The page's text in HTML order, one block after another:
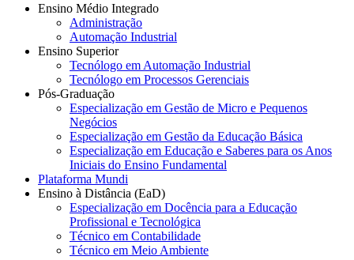
Ensino Médio Integrado
Administração
Automação Industrial
Ensino Superior
Tecnólogo em Automação Industrial
Tecnólogo em Processos Gerenciais
Pós-Graduação
Especialização em Gestão de Micro e Pequenos
Negócios
Especialização em Gestão da Educação Básica
Especialização em Educação e Saberes para os Anos
Iniciais do Ensino Fundamental
Plataforma Mundi
Ensino à Distância (EaD)
Especialização em Docência para a Educação
Profissional e Tecnológica
Técnico em Contabilidade
Técnico em Meio Ambiente